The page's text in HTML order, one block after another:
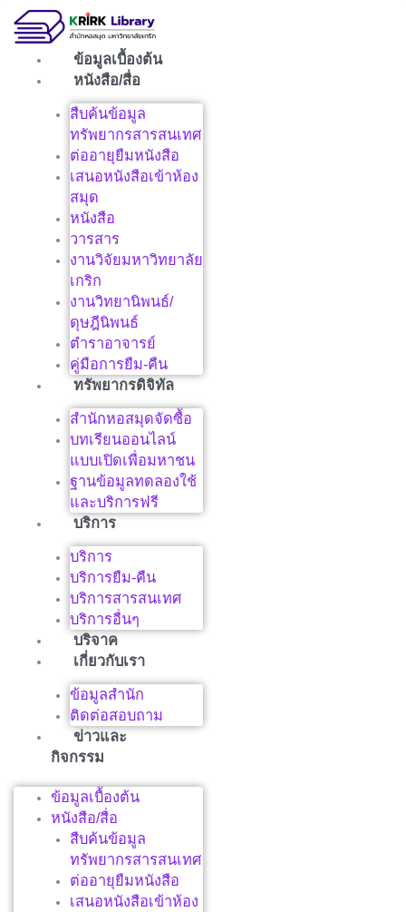
ข้อมูลเบื้องต้น
หนังสือ/สื่อ
สืบค้นข้อมูล
ทรัพยากรสารสนเทศ
ต่ออายุยืมหนังสือ
เสนอหนังสือเข้าห้อง
สมุด
หนังสือ
วารสาร
งานวิจัยมหาวิทยาลัย
เกริก
งานวิทยานิพนธ์/
ดุษฎีนิพนธ์
ตำราอาจารย์
คู่มือการยืม-คืน
ทรัพยากรดิจิทัล
สำนักหอสมุดจัดซื้อ
บทเรียนออนไลน์
แบบเปิดเพื่อมหาชน
ฐานข้อมูลทดลองใช้
และบริการฟรี
บริการ
บริการ
บริการยืม-คืน
บริการสารสนเทศ
บริการอื่นๆ
บริจาค
เกี่ยวกับเรา
ข้อมูลสำนัก
ติดต่อสอบถาม
ข่าวและ
กิจกรรม
ข้อมูลเบื้องต้น
หนังสือ/สื่อ
สืบค้นข้อมูล
ทรัพยากรสารสนเทศ
ต่ออายุยืมหนังสือ
เสนอหนังสือเข้าห้อง